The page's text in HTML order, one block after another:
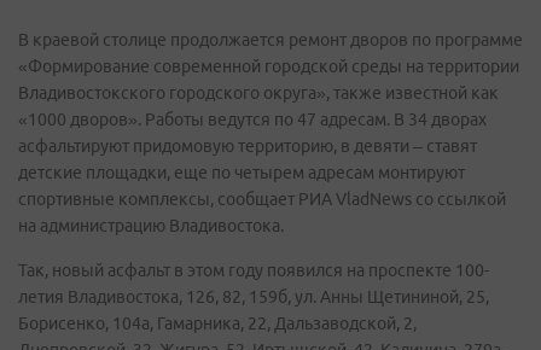
В краевой столице продолжается ремонт дворов по программе
«Формирование современной городской среды на территории
Владивостокского городского округа», также известной как
«1000 дворов». Работы ведутся по 47 адресам. В 34 дворах
асфальтируют придомовую территорию, в девяти – ставят
детские площадки, еще по четырем адресам монтируют
спортивные комплексы, сообщает РИА VladNews со ссылкой
на администрацию Владивостока.
Так, новый асфальт в этом году появился на проспекте 100-
летия Владивостока, 126, 82, 159б, ул. Анны Щетининой, 25,
Борисенко, 104а, Гамарника, 22, Дальзаводской, 2,